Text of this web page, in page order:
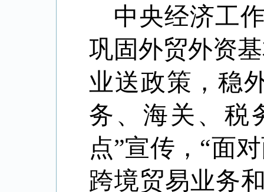
中央经济工
巩固外贸外资
业送政策，稳
务、海关、税
点”宣传，“面
跨境贸易业务